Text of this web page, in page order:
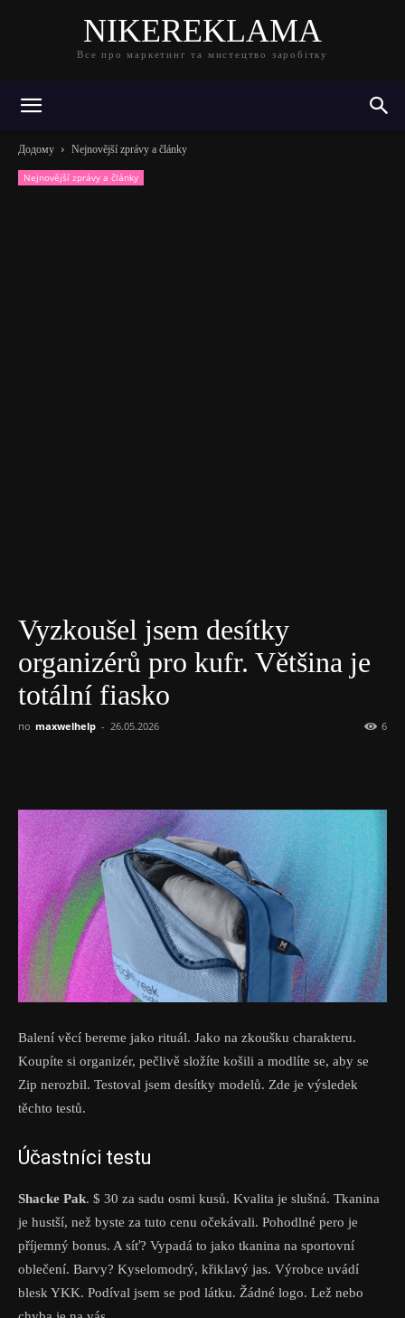
NIKEREKLAMA
Все про маркетинг та мистецтво заробітку
Додому Nejnovější zprávy a články
Nejnovější zprávy a články
Vyzkoušel jsem desítky
organizérů pro kufr. Většina je
totální fiasko
по maxwelhelp - 26.05.2026 6
Balení věcí bereme jako rituál. Jako na zkoušku charakteru.
Koupíte si organizér, pečlivě složíte košili a modlíte se, aby se
Zip nerozbil. Testoval jsem desítky modelů. Zde je výsledek
těchto testů.
Účastníci testu
Shacke Pak. $ 30 za sadu osmi kusů. Kvalita je slušná. Tkanina
je hustší, než byste za tuto cenu očekávali. Pohodlné pero je
příjemný bonus. A síť? Vypadá to jako tkanina na sportovní
oblečení. Barvy? Kyselomodrý, křiklavý jas. Výrobce uvádí
blesk YKK. Podíval jsem se pod látku. Žádné logo. Lež nebo